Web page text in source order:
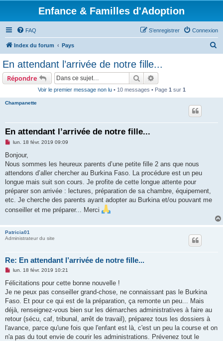
Enfance & Familles d'Adoption
FAQ Connexion
S’enregistrer
Index du forum Pays
En attendant l’arrivée de notre fille...
Répondre Rechercher
Voir le premier message non lu• 10 messages • Page 1 sur 1
Champanette
En attendant l’arrivée de notre fille...
M
s
a
g
n
o
l
lun. 18 févr. 2019 09:09
Bonjour,
Nous sommes les heureux parents d’une petite fille 2 ans que nous
attendons d’aller chercher au Burkina Faso. La procédure est un peu
longue mais suit son cours. Je profite de cette longue attente pour
préparer son arrivée : lectures, préparation de sa chambre, équipement,
etc. Je cherche des parents ayant adopter au Burkina et/ou pouvant me
conseiller et me préparer... Merci
Patricia01
Administrateur du site
Re: En attendant l’arrivée de notre fille...
M
s
a
g
n
o
l
u
lun. 18 févr. 2019 10:21
Félicitations pour cette bonne nouvelle !
Je ne peux pas conseiller grand-chose, ne connaissant pas le Burkina
Faso. Et pour ce qui est de la préparation, ça remonte un peu... Mais
déjà, renseignez-vous bien sur les démarches administratives à faire au
retour (sécu, caf, tribunal, arrêt de travail), préparez tous les dossiers à
l'avance, parce qu'une fois que l'enfant est là, c'est un peu la course et on
n'a pas du tout envie de courir les administrations. Prévenez tout le